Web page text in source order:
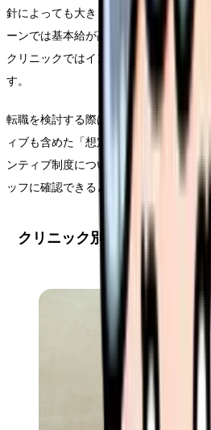
針によっても大きく異なります。都心
ーンでは基本給が高く設定されている
クリニックではインセンティブ制度が
す。
転職を検討する際は、単純に基本給だ
ィブも含めた「想定年収」で比較する
ンティブ制度については、実際にどの
ッフに確認できると良いでしょう。
クリニック別給与比較